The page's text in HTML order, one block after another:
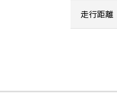
走行距離